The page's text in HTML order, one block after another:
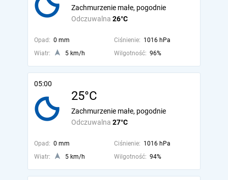
Odczuwalna 26°C
Zachmurzenie małe, pogodnie
Opad: 0 mm Ciśnienie: 1016 hPa
Wiatr:
5 km/h Wilgotność: 96%
05:00
25°C
Odczuwalna 27°C
Zachmurzenie małe, pogodnie
Opad: 0 mm Ciśnienie: 1016 hPa
Wiatr:
5 km/h Wilgotność: 94%